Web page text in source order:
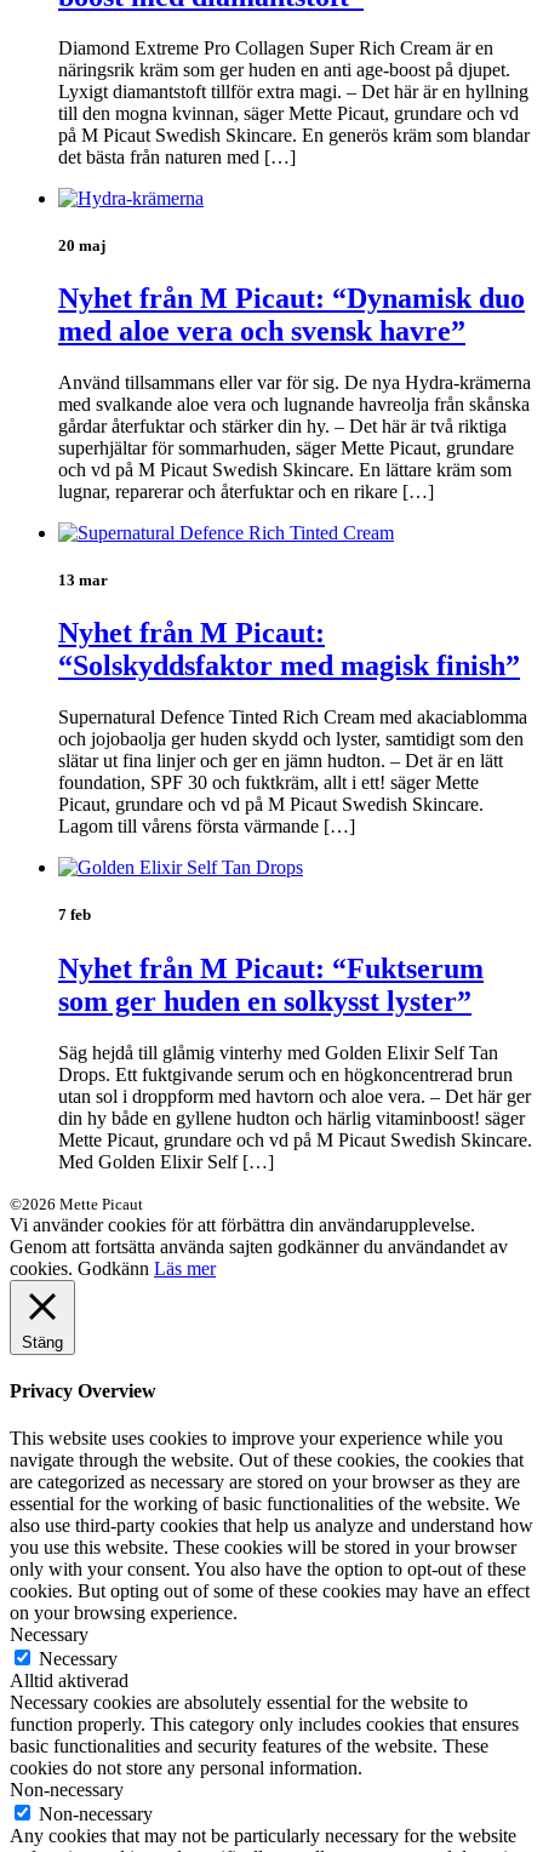
Diamond Extreme Pro Collagen Super Rich Cream är en
näringsrik kräm som ger huden en anti age-boost på djupet.
Lyxigt diamantstoft tillför extra magi. – Det här är en hyllning
till den mogna kvinnan, säger Mette Picaut, grundare och vd
på M Picaut Swedish Skincare. En generös kräm som blandar
det bästa från naturen med […]
20 maj
Nyhet från M Picaut: “Dynamisk duo
med aloe vera och svensk havre”
Använd tillsammans eller var för sig. De nya Hydra-krämerna
med svalkande aloe vera och lugnande havreolja från skånska
gårdar återfuktar och stärker din hy. – Det här är två riktiga
superhjältar för sommarhuden, säger Mette Picaut, grundare
och vd på M Picaut Swedish Skincare. En lättare kräm som
lugnar, reparerar och återfuktar och en rikare […]
13 mar
Nyhet från M Picaut:
“Solskyddsfaktor med magisk finish”
Supernatural Defence Tinted Rich Cream med akaciablomma
och jojobaolja ger huden skydd och lyster, samtidigt som den
slätar ut fina linjer och ger en jämn hudton. – Det är en lätt
foundation, SPF 30 och fuktkräm, allt i ett! säger Mette
Picaut, grundare och vd på M Picaut Swedish Skincare.
Lagom till vårens första värmande […]
7 feb
Nyhet från M Picaut: “Fuktserum
som ger huden en solkysst lyster”
Säg hejdå till glåmig vinterhy med Golden Elixir Self Tan
Drops. Ett fuktgivande serum och en högkoncentrerad brun
utan sol i droppform med havtorn och aloe vera. – Det här ger
din hy både en gyllene hudton och härlig vitaminboost! säger
Mette Picaut, grundare och vd på M Picaut Swedish Skincare.
Med Golden Elixir Self […]
©2026 Mette Picaut
Vi använder cookies för att förbättra din användarupplevelse.
Genom att fortsätta använda sajten godkänner du användandet av
cookies. Godkänn Läs mer
Stäng
Privacy Overview
This website uses cookies to improve your experience while you
navigate through the website. Out of these cookies, the cookies that
are categorized as necessary are stored on your browser as they are
essential for the working of basic functionalities of the website. We
also use third-party cookies that help us analyze and understand how
you use this website. These cookies will be stored in your browser
only with your consent. You also have the option to opt-out of these
cookies. But opting out of some of these cookies may have an effect
on your browsing experience.
Necessary
Necessary
Alltid aktiverad
Necessary cookies are absolutely essential for the website to
function properly. This category only includes cookies that ensures
basic functionalities and security features of the website. These
cookies do not store any personal information.
Non-necessary
Non-necessary
Any cookies that may not be particularly necessary for the website